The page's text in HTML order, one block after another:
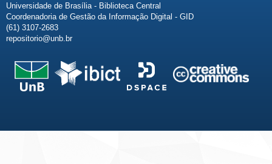
Universidade de Brasília - Biblioteca Central
Coordenadoria de Gestão da Informação Digital - GID
(61) 3107-2683
repositorio@unb.br